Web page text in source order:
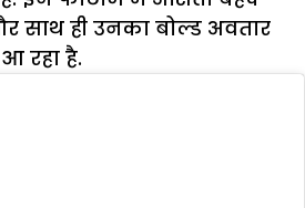
साथ ही उनका बोल्ड अवतार
रहा है.